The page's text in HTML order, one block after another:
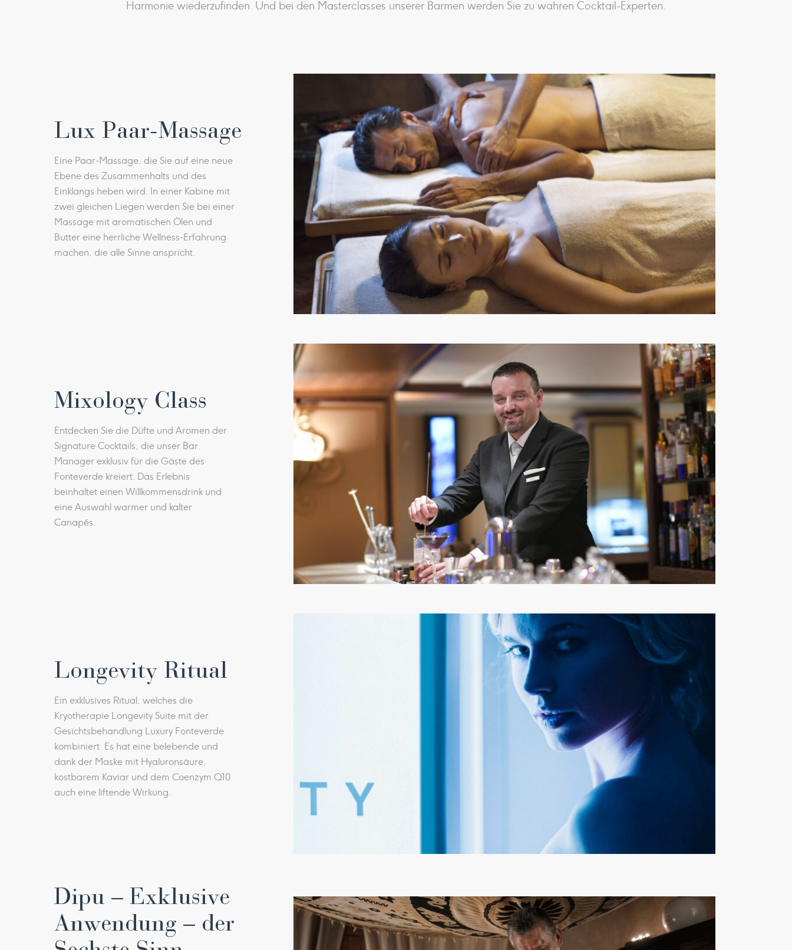
Harmonie wiederzufinden. Und bei den Masterclasses unserer Barmen werden Sie zu wahren Cocktail-Experten.
Lux Paar-Massage
Eine Paar-Massage, die Sie auf eine neue
Ebene des Zusammenhalts und des
Einklangs heben wird. In einer Kabine mit
zwei gleichen Liegen werden Sie bei einer
Massage mit aromatischen Ölen und
Butter eine herrliche Wellness-Erfahrung
machen, die alle Sinne anspricht.
Mixology Class
Entdecken Sie die Düfte und Aromen der
Signature Cocktails, die unser Bar
Manager exklusiv für die Gäste des
Fonteverde kreiert. Das Erlebnis
beinhaltet einen Willkommensdrink und
eine Auswahl warmer und kalter
Canapés.
Longevity Ritual
Ein exklusives Ritual, welches die
Kryotherapie Longevity Suite mit der
Gesichtsbehandlung Luxury Fonteverde
kombiniert. Es hat eine belebende und
dank der Maske mit Hyaluronsäure,
kostbarem Kaviar und dem Coenzym Q10
auch eine liftende Wirkung.
Dipu – Exklusive
Anwendung – der